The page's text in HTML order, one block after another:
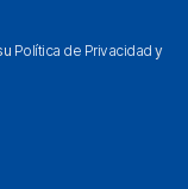
Política de Privacidad y